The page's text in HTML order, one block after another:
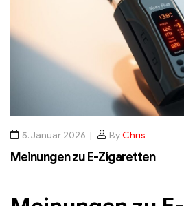
5. Januar 2026 ByChris
Meinungen zu E-Zigaretten